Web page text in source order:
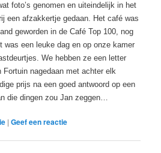
foto’s genomen en uiteindelijk in het
een afzakkertje gedaan. Het café was
geworden in de Café Top 100, nog
was een leuke dag en op onze kamer
We hebben ze een letter
Fortuin nagedaan met achter elk
prijs na een goed antwoord op een
die dingen zou Jan zeggen…
|Geef een reactie